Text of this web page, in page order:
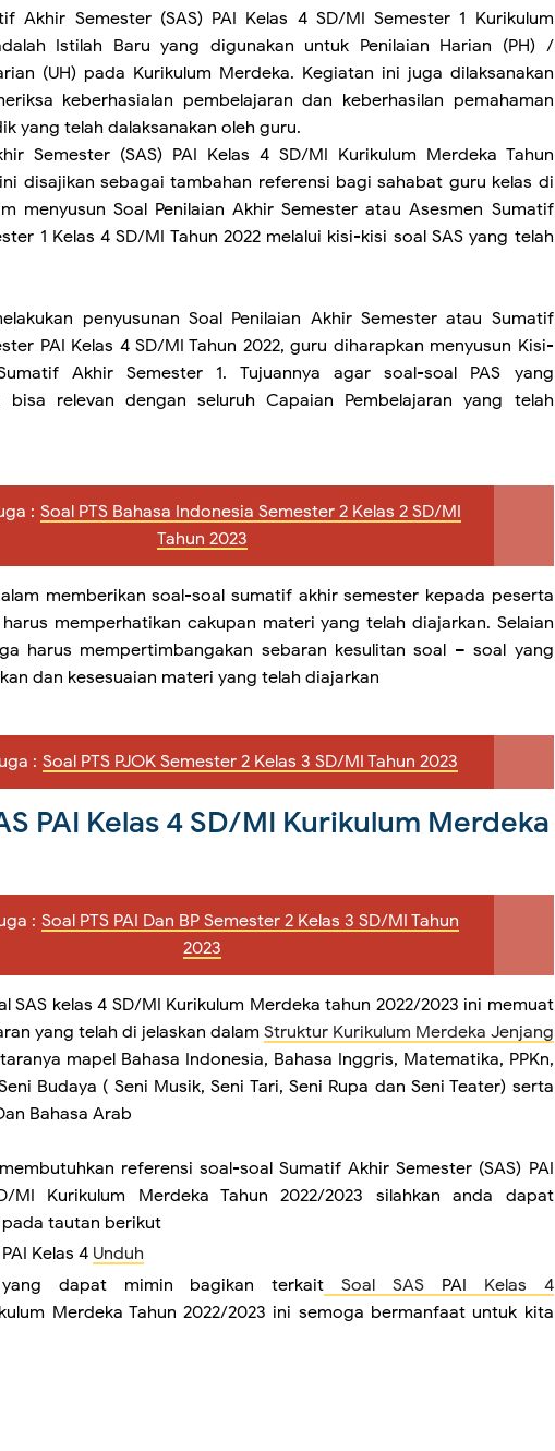
Akhir Semester (SAS) PAI Kelas 4 SD/MI Semester 1 Kurikulum
Istilah Baru yang digunakan untuk Penilaian Harian (PH) /
(UH) pada Kurikulum Merdeka. Kegiatan ini juga dilaksanakan
keberhasialan pembelajaran dan keberhasilan pemahaman
yang telah dalaksanakan oleh guru.
Semester (SAS) PAI Kelas 4 SD/MI Kurikulum Merdeka Tahun
disajikan sebagai tambahan referensi bagi sahabat guru kelas di
menyusun Soal Penilaian Akhir Semester atau Asesmen Sumatif
1 Kelas 4 SD/MI Tahun 2022 melalui kisi-kisi soal SAS yang telah
penyusunan Soal Penilaian Akhir Semester atau Sumatif
PAI Kelas 4 SD/MI Tahun 2022, guru diharapkan menyusun Kisi-
Akhir Semester 1. Tujuannya agar soal-soal PAS yang
bisa relevan dengan seluruh Capaian Pembelajaran yang telah
: Soal PTS Bahasa Indonesia Semester 2 Kelas 2 SD/MI
Tahun 2023
memberikan soal-soal sumatif akhir semester kepada peserta
memperhatikan cakupan materi yang telah diajarkan. Selaian
harus mempertimbangakan sebaran kesulitan soal – soal yang
dan kesesuaian materi yang telah diajarkan
: Soal PTS PJOK Semester 2 Kelas 3 SD/MI Tahun 2023
PAI Kelas 4 SD/MI Kurikulum Merdeka
: Soal PTS PAI Dan BP Semester 2 Kelas 3 SD/MI Tahun
2023
SAS kelas 4 SD/MI Kurikulum Merdeka tahun 2022/2023 ini memuat
yang telah di jelaskan dalamStruktur Kurikulum Merdeka Jenjang
mapel Bahasa Indonesia, Bahasa Inggris, Matematika, PPKn,
Budaya ( Seni Musik, Seni Tari, Seni Rupa dan Seni Teater) serta
Bahasa Arab
referensi soal-soal Sumatif Akhir Semester (SAS) PAI
MI Kurikulum Merdeka Tahun 2022/2023 silahkan anda dapat
tautan berikut
Kelas 4 Unduh
yang dapat mimin bagikan terkait Soal SAS PAI Kelas 4
Merdeka Tahun 2022/2023 ini semoga bermanfaat untuk kita